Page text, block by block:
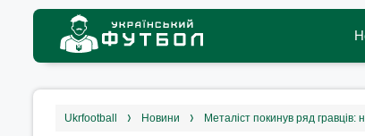
ukrfootball новини Металіст покинув ряд